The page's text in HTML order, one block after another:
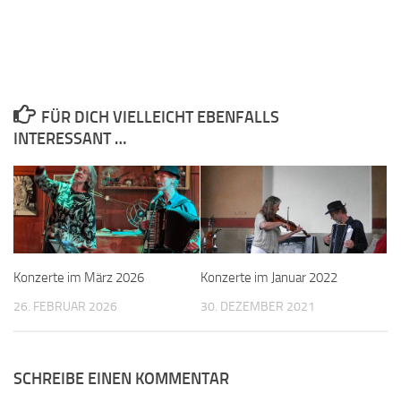
FÜR DICH VIELLEICHT EBENFALLS
INTERESSANT …
Konzerte im März 2026
26. FEBRUAR 2026
Konzerte im Januar 2022
30. DEZEMBER 2021
SCHREIBE EINEN KOMMENTAR